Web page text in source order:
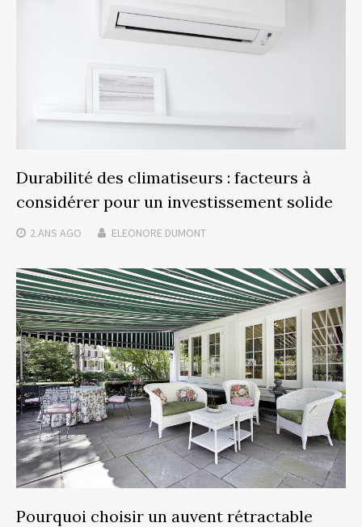
Durabilité des climatiseurs : facteurs à
considérer pour un investissement solide
2 ANS AGO ELEONORE DUMONT
Pourquoi choisir un auvent rétractable